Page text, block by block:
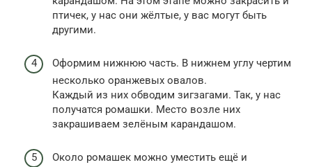
птичек, у нас они жёлтые, у вас могут быть
другими.
Оформим нижнюю часть. В нижнем углу чертим
несколько оранжевых овалов.
Каждый из них обводим зигзагами. Так, у нас
получатся ромашки. Место возле них
закрашиваем зелёным карандашом.
Около ромашек можно уместить ещё и